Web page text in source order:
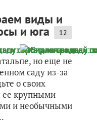
виды и
и юга 12
но еще не
саду из-за
о своих
ее крупными
и необычными